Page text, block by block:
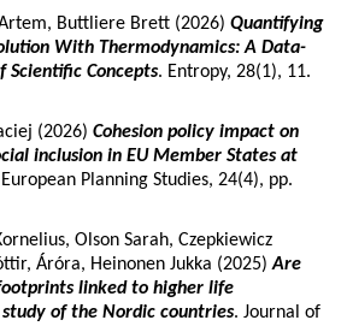
Buttliere Brett (2026) Quantifying
With Thermodynamics: A Data-
Scientific Concepts. Entropy, 28(1), 11.
(2026) Cohesion policy impact on
inclusion in EU Member States at
Planning Studies, 24(4), pp.
Olson Sarah, Czepkiewicz
Áróra, Heinonen Jukka (2025)Are
linked to higher life
of the Nordic countries. Journal of